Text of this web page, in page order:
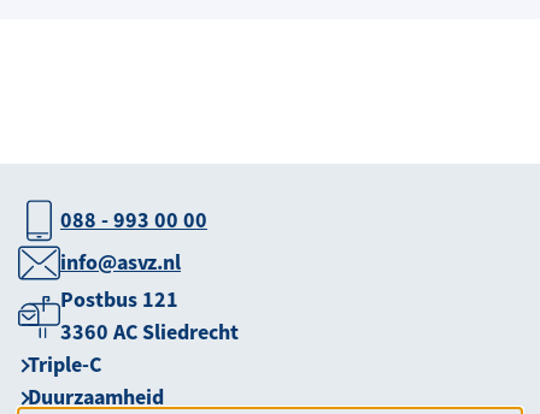
088 - 993 00 00
info@asvz.nl
Postbus 121
3360 AC Sliedrecht
Triple-C
Duurzaamheid